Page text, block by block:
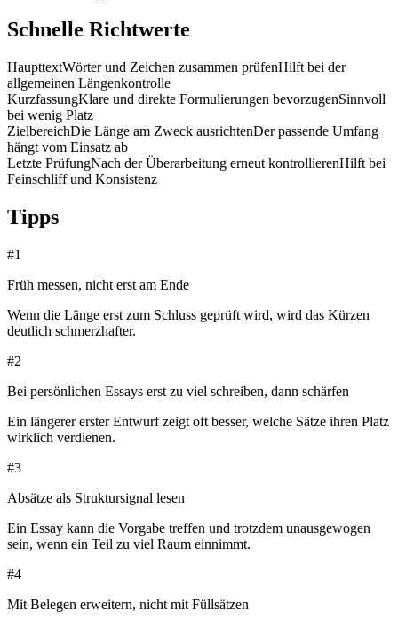
Schnelle Richtwerte
HaupttextWörter und Zeichen zusammen prüfenHilft bei der
allgemeinen Längenkontrolle
KurzfassungKlare und direkte Formulierungen bevorzugenSinnvoll
bei wenig Platz
ZielbereichDie Länge am Zweck ausrichtenDer passende Umfang
hängt vom Einsatz ab
Letzte PrüfungNach der Überarbeitung erneut kontrollierenHilft bei
Feinschliff und Konsistenz
Tipps
#1
Früh messen, nicht erst am Ende
Wenn die Länge erst zum Schluss geprüft wird, wird das Kürzen
deutlich schmerzhafter.
#2
Bei persönlichen Essays erst zu viel schreiben, dann schärfen
Ein längerer erster Entwurf zeigt oft besser, welche Sätze ihren Platz
wirklich verdienen.
#3
Absätze als Struktursignal lesen
Ein Essay kann die Vorgabe treffen und trotzdem unausgewogen
sein, wenn ein Teil zu viel Raum einnimmt.
#4
Mit Belegen erweitern, nicht mit Füllsätzen